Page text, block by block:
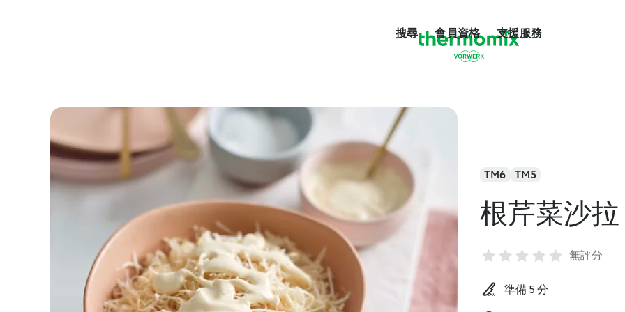
搜尋 會員資格 支援服務
TM6 TM5
根芹菜沙拉
無評分
準備 5 分